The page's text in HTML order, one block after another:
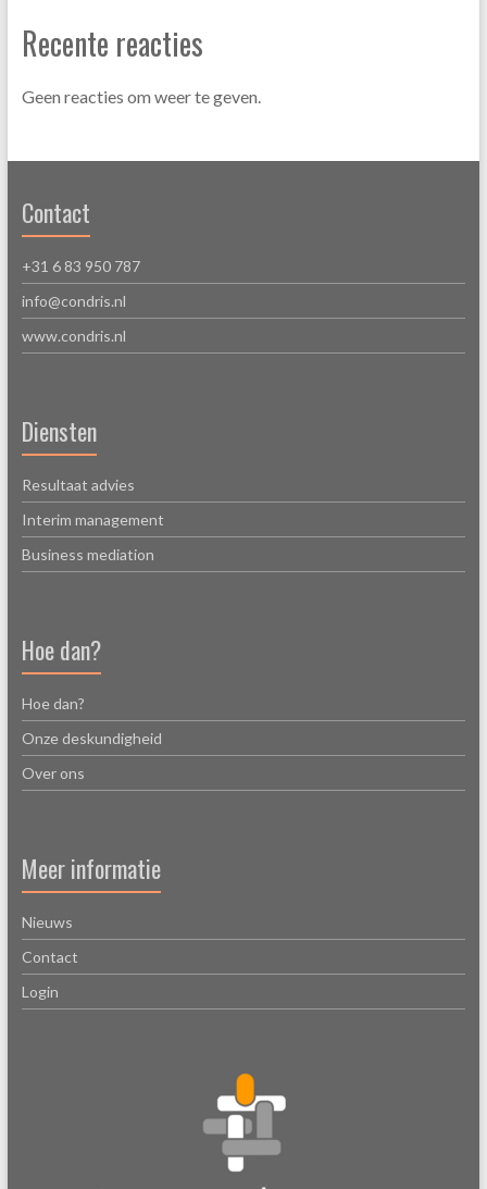
Recente reacties
Geen reacties om weer te geven.
Contact
+31 6 83 950 787
info@condris.nl
www.condris.nl
Diensten
Resultaat advies
Interim management
Business mediation
Hoe dan?
Hoe dan?
Onze deskundigheid
Over ons
Meer informatie
Nieuws
Contact
Login